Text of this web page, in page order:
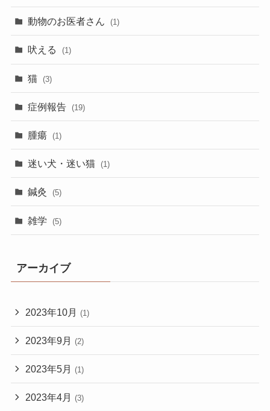
動物のお医者さん (1)
吠える (1)
猫 (3)
症例報告 (19)
腫瘍 (1)
迷い犬・迷い猫 (1)
鍼灸 (5)
雑学 (5)
アーカイブ
2023年10月 (1)
2023年9月 (2)
2023年5月 (1)
2023年4月 (3)